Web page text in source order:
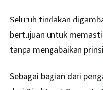
Seluruh tindakan
bertujuan untuk
tanpa mengabaikan
Sebagai bagian dari